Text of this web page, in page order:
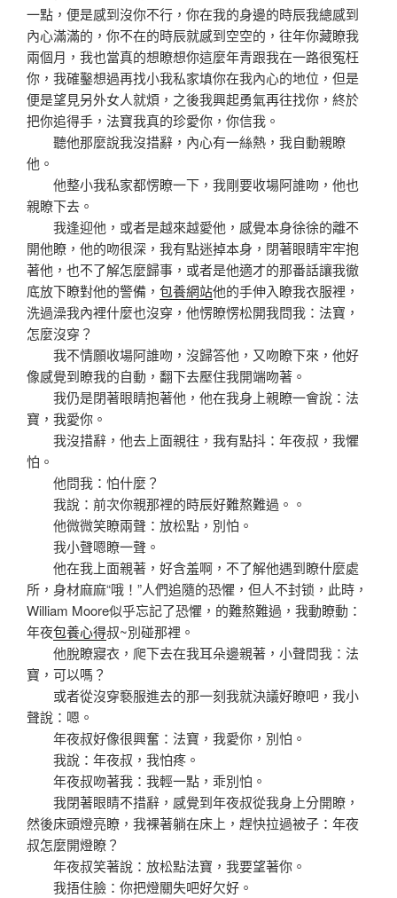
一點，便是感到沒你不行，你在我的身邊的時辰我總感到
內心滿滿的，你不在的時辰就感到空空的，往年你藏瞭我
兩個月，我也當真的想瞭想你這麼年青跟我在一路很冤枉
你，我確鑿想過再找小我私家填你在我內心的地位，但是
便是望見另外女人就煩，之後我興起勇氣再往找你，終於
把你追得手，法寶我真的珍愛你，你信我。
聽他那麼說我沒措辭，內心有一絲熱，我自動親瞭
他。
他整小我私家都愣瞭一下，我剛要收場阿誰吻，他也
親瞭下去。
我逢迎他，或者是越來越愛他，感覺本身徐徐的離不
開他瞭，他的吻很深，我有點迷掉本身，閉著眼睛牢牢抱
著他，也不了解怎麼歸事，或者是他適才的那番話讓我徹
底放下瞭對他的警備， 包養網站他的手伸入瞭我衣服裡，
洗過澡我內裡什麼也沒穿，他愣瞭愣松開我問我：法寶，
怎麼沒穿？
我不情願收場阿誰吻，沒歸答他，又吻瞭下來，他好
像感覺到瞭我的自動，翻下去壓住我開端吻著。
我仍是閉著眼睛抱著他，他在我身上親瞭一會說：法
寶，我愛你。
我沒措辭，他去上面親往，我有點抖：年夜叔，我懼
怕。
他問我：怕什麼？
我說：前次你親那裡的時辰好難熬難過。。
他微微笑瞭兩聲：放松點，別怕。
我小聲嗯瞭一聲。
他在我上面親著，好含羞啊，不了解他遇到瞭什麼處
所，身材麻麻“哦！”人們追隨的恐懼，但人不封锁，此時，
William Moore似乎忘記了恐懼，的難熬難過，我動瞭動：
年夜包養心得叔~別碰那裡。
他脫瞭寢衣，爬下去在我耳朵邊親著，小聲問我：法
寶，可以嗎？
或者從沒穿褻服進去的那一刻我就決議好瞭吧，我小
聲說：嗯。
年夜叔好像很興奮：法寶，我愛你，別怕。
我說：年夜叔，我怕疼。
年夜叔吻著我：我輕一點，乖別怕。
我閉著眼睛不措辭，感覺到年夜叔從我身上分開瞭，
然後床頭燈亮瞭，我裸著躺在床上，趕快拉過被子：年夜
叔怎麼開燈瞭？
年夜叔笑著說：放松點法寶，我要望著你。
我捂住臉：你把燈關失吧好欠好。